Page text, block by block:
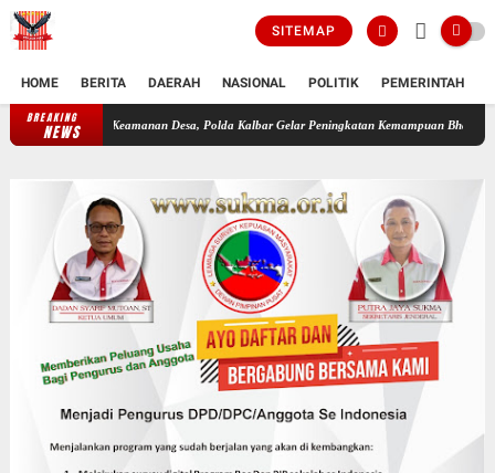
SITEMAP
HOME BERITA DAERAH NASIONAL POLITIK PEMERINTAH
BREAKING
NEWS
dan Keamanan Desa, Polda Kalbar Gelar Peningkatan Kemampuan Bhabinkamtibmas